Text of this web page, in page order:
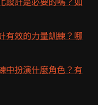
有效的力量訓練？哪
中扮演什麼角色？有